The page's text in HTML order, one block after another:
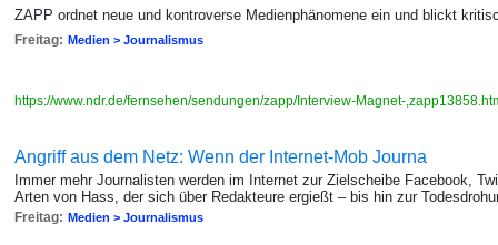
ZAPP ordnet neue und kontroverse Medienphänomene ein und blickt
Freitag: Medien > Journalismus
https://www.ndr.de/fernsehen/sendungen/zapp/Interview-Magnet-
Angriff aus dem Netz: Wenn der Internet-Mob Journa
Immer mehr Journalisten werden im Internet zur Zielscheibe Facebook,
Arten von Hass, der sich über Redakteure ergießt – bis hin zur
Freitag: Medien > Journalismus